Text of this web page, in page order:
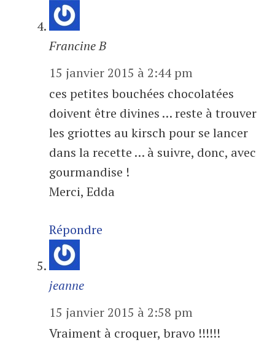
Francine B
15 janvier 2015 à 2:44 pm
ces petites bouchées chocolatées
doivent être divines … reste à trouver
les griottes au kirsch pour se lancer
dans la recette … à suivre, donc, avec
gourmandise !
Merci, Edda
Répondre
jeanne
15 janvier 2015 à 2:58 pm
Vraiment à croquer, bravo !!!!!!